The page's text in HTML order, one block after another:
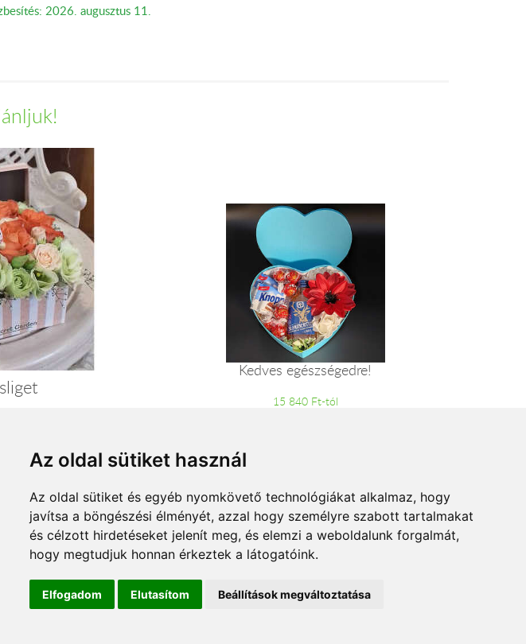
Az oldal sütiket használ
Az oldal sütiket és egyéb nyomkövető technológiákat alkalmaz, hogy
javítsa a böngészési élményét, azzal hogy személyre szabott tartalmakat
és célzott hirdetéseket jelenít meg, és elemzi a weboldalunk forgalmát,
hogy megtudjuk honnan érkeztek a látogatóink.
Elfogadom Elutasítom Beállítások megváltoztatása
2026. augusztus 11.
tól
Kedves egészségedre!
15 840 Ft-tól
módok
tájékoztató
8362